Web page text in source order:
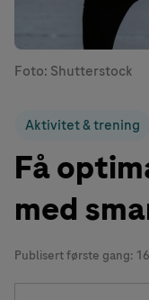
Foto: Shutterstock
Aktivitet & trening
Få
med
Publisert første gang: